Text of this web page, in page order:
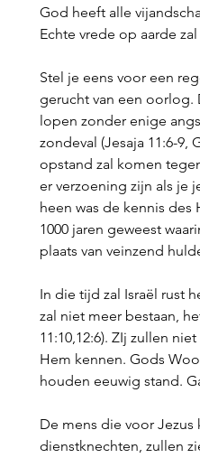
God heeft alle
Echte vrede op aarde
Stel je eens voor een
gerucht van een oorlog.
lopen zonder enige
zondeval (Jesaja 11:6-9,
opstand zal komen
er verzoening zijn als je
heen was de kennis des
1000 jaren geweest
plaats van veinzend
In die tijd zal Israël rust
zal niet meer bestaan,
11:10,12:6). ZIj zullen
Hem kennen. Gods
houden eeuwig stand.
De mens die voor
dienstknechten, zullen